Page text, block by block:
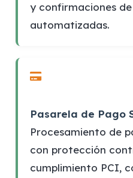
y confirmaciones
automatizadas.
Pasarela de Pago
Procesamiento de
con protección
cumplimiento PCI,